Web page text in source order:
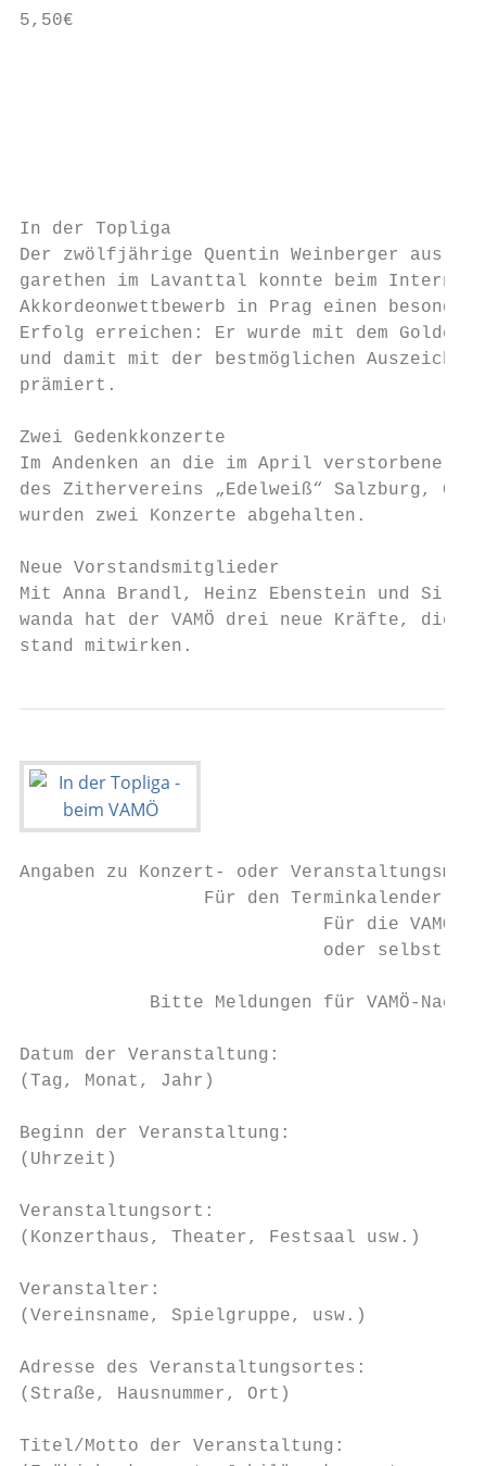
5,50€
In der Topliga
Der zwölfjährige Quentin Weinberger aus
garethen im Lavanttal konnte beim
Akkordeonwettbewerb in Prag einen
Erfolg erreichen: Er wurde mit dem Goldenen
und damit mit der bestmöglichen
prämiert.
Zwei Gedenkkonzerte
Im Andenken an die im April verstorbene
des Zithervereins „Edelweiß“ Salzburg,
wurden zwei Konzerte abgehalten.
Neue Vorstandsmitglieder
Mit Anna Brandl, Heinz Ebenstein und
wanda hat der VAMÖ drei neue Kräfte, die
stand mitwirken.
Angaben zu Konzert- oder
Für den Terminkalender
Für die VAMÖ-
oder selbst
Bitte Meldungen für VAMÖ-
Datum der Veranstaltung:
(Tag, Monat, Jahr)
Beginn der Veranstaltung:
(Uhrzeit)
Veranstaltungsort:
(Konzerthaus, Theater, Festsaal usw.)
Veranstalter:
(Vereinsname, Spielgruppe, usw.)
Adresse des Veranstaltungsortes:
(Straße, Hausnummer, Ort)
Titel/Motto der Veranstaltung: